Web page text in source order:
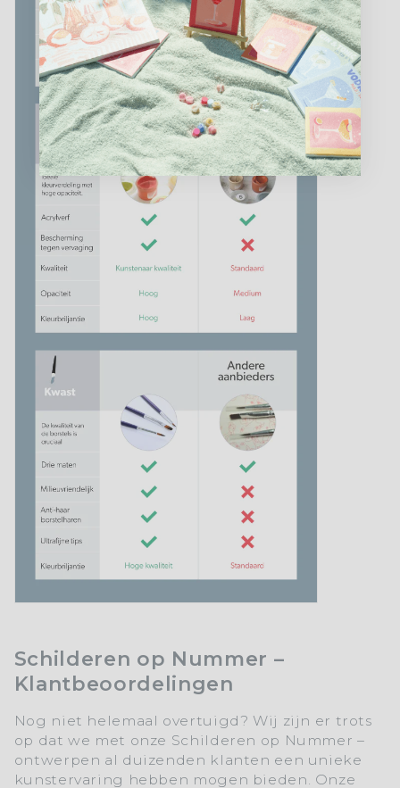
Schilderen op Nummer –
Klantbeoordelingen
Nog niet helemaal overtuigd? Wij zijn er trots
op dat we met onze Schilderen op Nummer –
ontwerpen al duizenden klanten een unieke
kunstervaring hebben mogen bieden. Onze